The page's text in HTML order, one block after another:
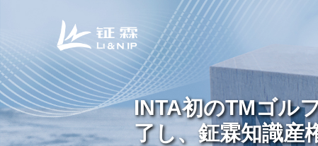
INTA初のTMゴル
了し、鉦霖知識産